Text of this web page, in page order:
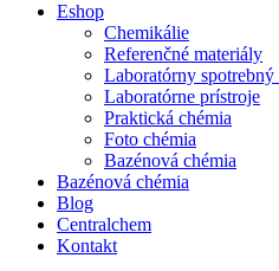
Eshop
Chemikálie
Referenčné materiály
Laboratórny spotrebný
Laboratórne prístroje
Praktická chémia
Foto chémia
Bazénová chémia
Bazénová chémia
Blog
Centralchem
Kontakt